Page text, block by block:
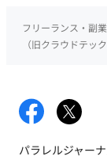
フリーランス・副
（旧クラウドテック
パラレルジャー